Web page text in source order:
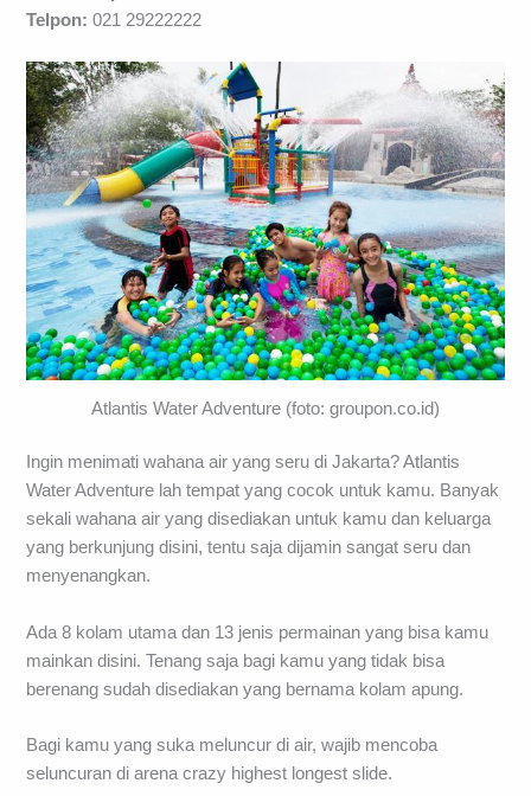
Telpon:021 29222222
Atlantis Water Adventure (foto: groupon.co.id)
Ingin menimati wahana air yang seru di Jakarta? Atlantis
Water Adventure lah tempat yang cocok untuk kamu. Banyak
sekali wahana air yang disediakan untuk kamu dan keluarga
yang berkunjung disini, tentu saja dijamin sangat seru dan
menyenangkan.
Ada 8 kolam utama dan 13 jenis permainan yang bisa kamu
mainkan disini. Tenang saja bagi kamu yang tidak bisa
berenang sudah disediakan yang bernama kolam apung.
Bagi kamu yang suka meluncur di air, wajib mencoba
seluncuran di arena crazy highest longest slide.